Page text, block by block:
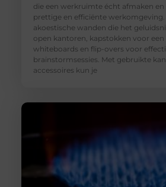
die een werkruimte écht afmaken en
prettige en efficiënte werkomgeving.
akoestische wanden die het
open kantoren, kapstokken voor
whiteboards en flip-overs voor
brainstormsessies. Met gebruikte
accessoires kun je